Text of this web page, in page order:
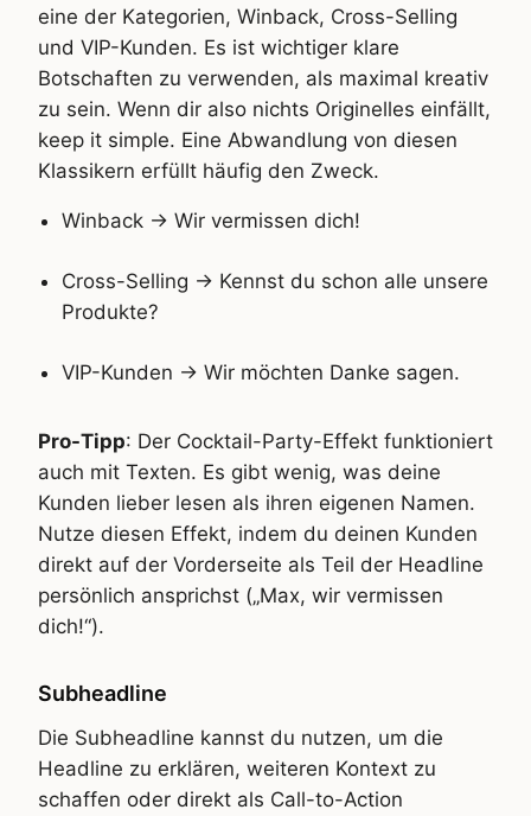
eine der Kategorien, Winback, Cross-Selling
und VIP-Kunden. Es ist wichtiger klare
Botschaften zu verwenden, als maximal kreativ
zu sein. Wenn dir also nichts Originelles einfällt,
keep it simple. Eine Abwandlung von diesen
Klassikern erfüllt häufig den Zweck.
Winback -> Wir vermissen dich!
Cross-Selling -> Kennst du schon alle unsere
Produkte?
VIP-Kunden -> Wir möchten Danke sagen.
Pro-Tipp: Der Cocktail-Party-Effekt funktioniert
auch mit Texten. Es gibt wenig, was deine
Kunden lieber lesen als ihren eigenen Namen.
Nutze diesen Effekt, indem du deinen Kunden
direkt auf der Vorderseite als Teil der Headline
persönlich ansprichst („Max, wir vermissen
dich!“).
Subheadline
Die Subheadline kannst du nutzen, um die
Headline zu erklären, weiteren Kontext zu
schaffen oder direkt als Call-to-Action